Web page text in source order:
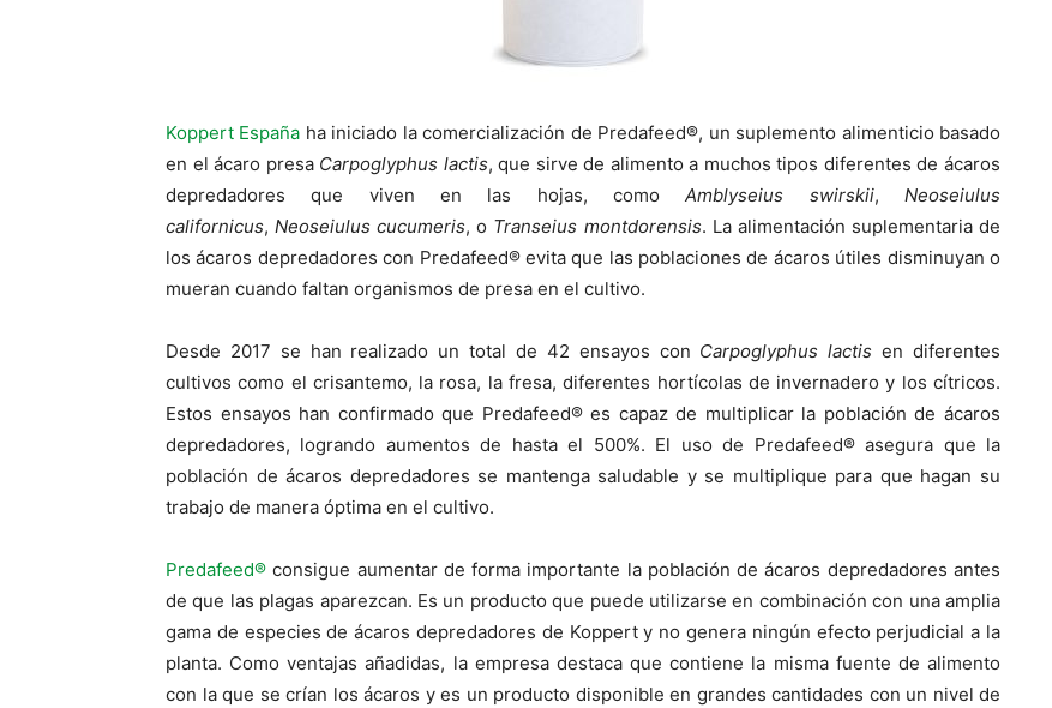
Koppert España ha iniciado la comercialización de Predafeed®, un suplemento alimenticio basado
en el ácaro presa Carpoglyphus lactis, que sirve de alimento a muchos tipos diferentes de ácaros
depredadores que viven en las hojas, comoAmblyseius swirskii,Neoseiulus
californicus,Neoseiulus cucumeris, o Transeius montdorensis. La alimentación suplementaria de
los ácaros depredadores con Predafeed® evita que las poblaciones de ácaros útiles disminuyan o
mueran cuando faltan organismos de presa en el cultivo.
Desde 2017 se han realizado un total de 42 ensayos con Carpoglyphus lactis en diferentes
cultivos como el crisantemo, la rosa, la fresa, diferentes hortícolas de invernadero y los cítricos.
Estos ensayos han confirmado que Predafeed® es capaz de multiplicar la población de ácaros
depredadores, logrando aumentos de hasta el 500%. El uso de Predafeed® asegura que la
población de ácaros depredadores se mantenga saludable y se multiplique para que hagan su
trabajo de manera óptima en el cultivo.
Predafeed® consigue aumentar de forma importante la población de ácaros depredadores antes
de que las plagas aparezcan. Es un producto que puede utilizarse en combinación con una amplia
gama de especies de ácaros depredadores de Koppert y no genera ningún efecto perjudicial a la
planta. Como ventajas añadidas, la empresa destaca que contiene la misma fuente de alimento
con la que se crían los ácaros y es un producto disponible en grandes cantidades con un nivel de